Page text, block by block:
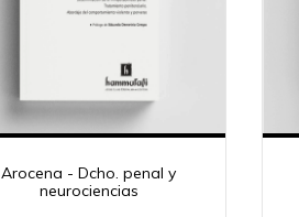
Arocena - Dcho. penal y
neurociencias